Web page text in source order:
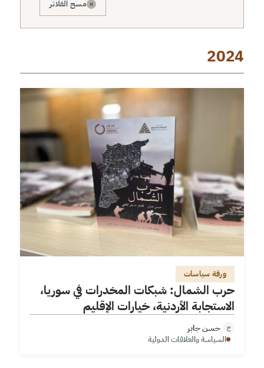
× مسح الفلاتر
2024
ورقة سياسات
حرب الشمال: شبكات المخدرات في سوريا،
الاستجابة الأردنية، خيارات الإقليم
ح حسن جابر
السياسة والعلاقات الدولية